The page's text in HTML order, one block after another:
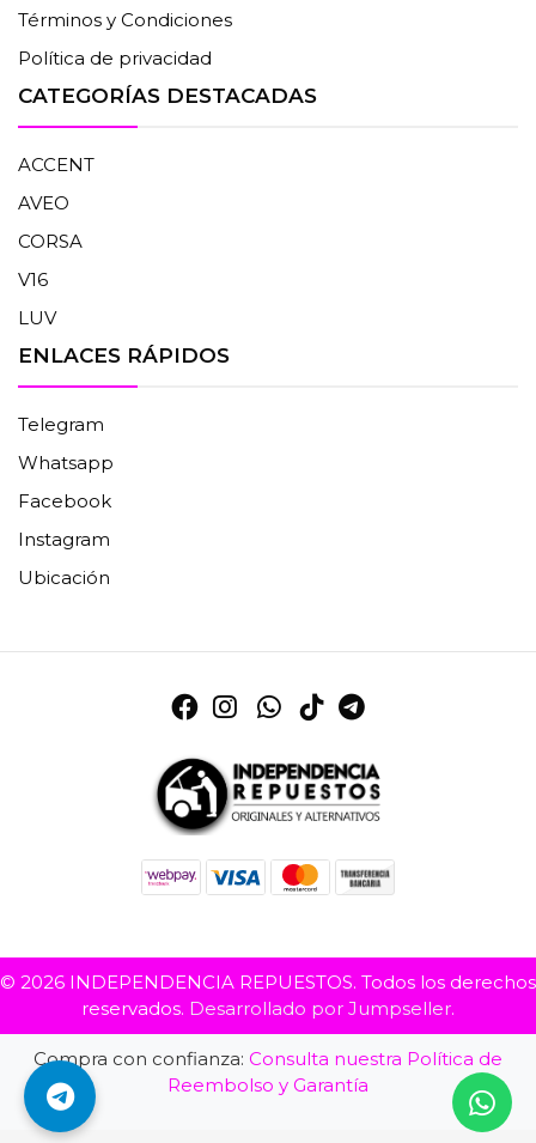
Términos y Condiciones
Política de privacidad
CATEGORÍAS DESTACADAS
ACCENT
AVEO
CORSA
V16
LUV
ENLACES RÁPIDOS
Telegram
Whatsapp
Facebook
Instagram
Ubicación
© 2026 INDEPENDENCIA REPUESTOS. Todos los derechos
reservados. Desarrollado por Jumpseller.
Compra con confianza: Consulta nuestra Política de
Reembolso y Garantía